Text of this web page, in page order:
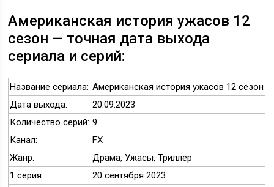
Американская история ужасов 12
сезон — точная дата выхода
сериала и серий:
Название сериала: Американская история ужасов 12 сезон
Дата выхода:
20.09.2023
Количество серий: 9
Канал:
FX
Жанр:
Драма, Ужасы, Триллер
1 серия
20 сентября 2023